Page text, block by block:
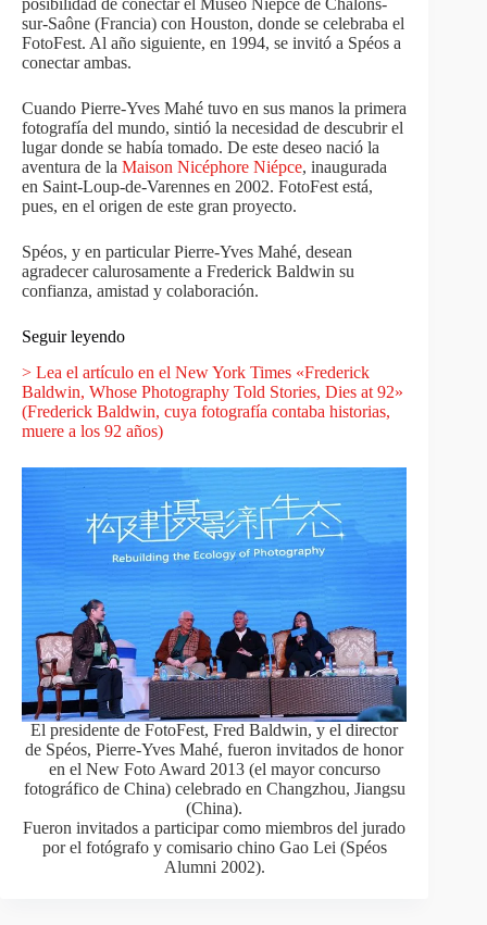
posibilidad de conectar el Museo Niépce de Châlons-
sur-Saône (Francia) con Houston, donde se celebraba el
FotoFest. Al año siguiente, en 1994, se invitó a Spéos a
conectar ambas.
Cuando Pierre-Yves Mahé tuvo en sus manos la primera
fotografía del mundo, sintió la necesidad de descubrir el
lugar donde se había tomado. De este deseo nació la
aventura de la Maison Nicéphore Niépce, inaugurada
en Saint-Loup-de-Varennes en 2002. FotoFest está,
pues, en el origen de este gran proyecto.
Spéos, y en particular Pierre-Yves Mahé, desean
agradecer calurosamente a Frederick Baldwin su
confianza, amistad y colaboración.
Seguir leyendo
> Lea el artículo en el New York Times «Frederick
Baldwin, Whose Photography Told Stories, Dies at 92»
(Frederick Baldwin, cuya fotografía contaba historias,
muere a los 92 años)
El presidente de FotoFest, Fred Baldwin, y el director
de Spéos, Pierre-Yves Mahé, fueron invitados de honor
en el New Foto Award 2013 (el mayor concurso
fotográfico de China) celebrado en Changzhou, Jiangsu
(China).
Fueron invitados a participar como miembros del jurado
por el fotógrafo y comisario chino Gao Lei (Spéos
Alumni 2002).